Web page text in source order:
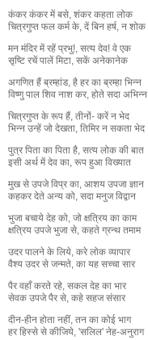
कंकर कंकर में बसे, शंकर कहता लोक
चित्रगुप्त फल कर्म के, दें बिन हर्ष, न शोक
मन मंदिर में रहें प्रभु!, सत्य देव! वे एक
सृष्टि रचें पालें मिटा, सकें अनेकानेक
अगणित हैं ब्रम्हांड, है हर का ब्रम्हा भिन्न
विष्णु पाल शिव नाश कर, होते सदा अभिन्न
चित्रगुप्त के रूप हैं, तीनों- करें न भेद
भिन्न उन्हें जो देखता, तिमिर न सकता भेद
पुत्र पिता का पिता है, सत्य लोक की बात
इसी अर्थ में देव का, रूप हुआ विख्यात
मुख से उपजे विप्र का, आशय उपजा ज्ञान
कहकर देते अन्य को, सदा मनुज विद्वान
भुजा बचाये देह को, जो क्षत्रिय का काम
क्षत्रिय उपजे भुजा से, कहते ग्रन्थ तमाम
उदर पालने के लिये, करे लोक व्यापार
वैश्य उदर से जन्मते, का यह सच्चा सार
पैर वहाँ करते रहे, सकल देह का भार
सेवक उपजे पैर से, कहे सहज संसार
दीन-हीन होता नहीं, तन का कोई भाग
हर हिस्से से कीजिये, 'सलिल' नेह-अनुराग